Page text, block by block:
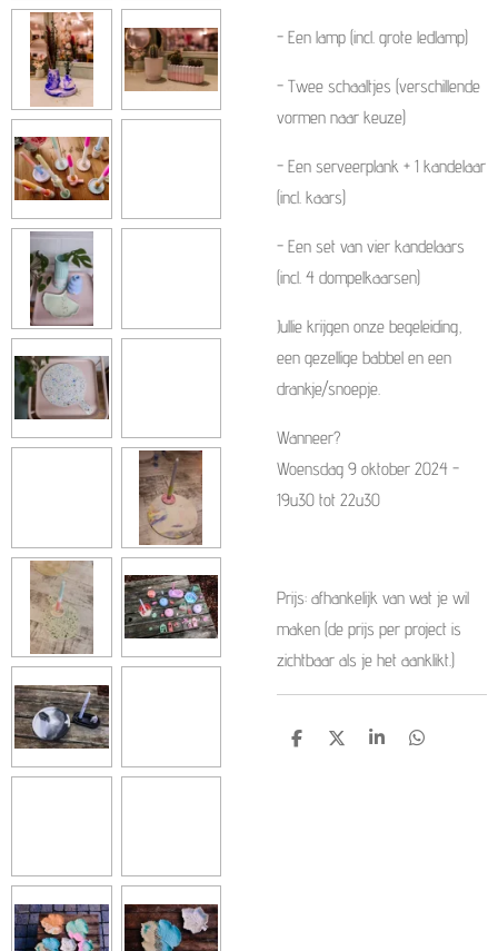
- Een lamp (incl. grote ledlamp)
- Twee schaaltjes (verschillende
vormen naar keuze)
- Een serveerplank + 1 kandelaar
(incl. kaars)
- Een set van vier kandelaars
(incl. 4 dompelkaarsen)
Jullie krijgen onze begeleiding,
een gezellige babbel en een
drankje/snoepje.
Wanneer?
Woensdag 9 oktober 2024 -
19u30 tot 22u30
Prijs: afhankelijk van wat je wil
maken (de prijs per project is
zichtbaar als je het aanklikt.)
D
D
S
D